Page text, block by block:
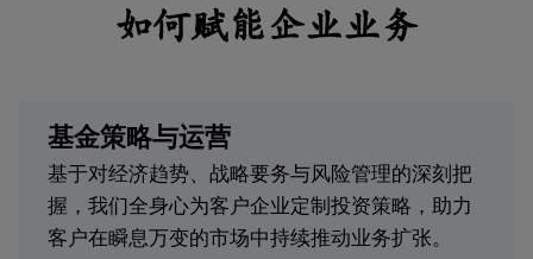
如何赋能企业业务
基金策略与运营
基于对经济趋势、战略要务与风险管理的深刻把
握，我们全身心为客户企业定制投资策略，助力
客户在瞬息万变的市场中持续推动业务扩张。